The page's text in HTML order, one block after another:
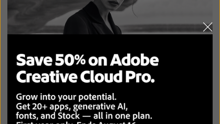
BEST PORTRAIT PHOTOGRAPHERS